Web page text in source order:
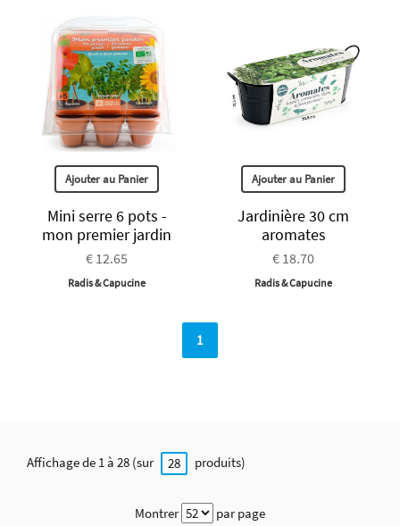
Ajouter au Panier
Mini serre 6 pots -
mon premier jardin
€ 12.65
Radis & Capucine
Ajouter au Panier
Jardinière 30 cm
aromates
€ 18.70
Radis & Capucine
1
Affichage de 1 à 28 (sur 28 produits)
Montrer par page